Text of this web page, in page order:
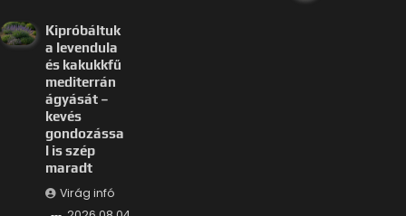
Kipróbáltuk
a levendula
és kakukkfű
mediterrán
ágyását –
kevés
gondozássa
l is szép
maradt
Virág infó